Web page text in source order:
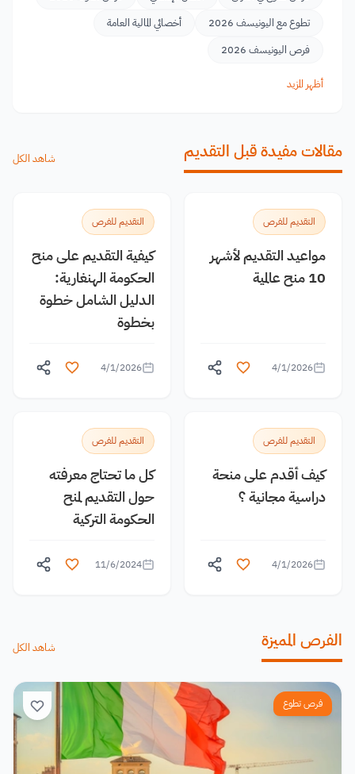
تطوع مع اليونيسف 2026
أخصائي المالية العامة
فرص اليونيسف 2026
أظهر المزيد
مقالات مفيدة قبل التقديم شاهد الكل
التقديم للفرص
مواعيد التقديم لأشهر
10 منح عالمية
4/1/2026
التقديم للفرص
كيفية التقديم على منح
الحكومة الهنغارية:
الدليل الشامل خطوة
بخطوة
4/1/2026
التقديم للفرص
كيف أقدم على منحة
دراسية مجانية ؟
4/1/2026
التقديم للفرص
كل ما تحتاج معرفته
حول التقديم لمنح
الحكومة التركية
11/6/2024
الفرص المميزة شاهد الكل
فرص تطوع